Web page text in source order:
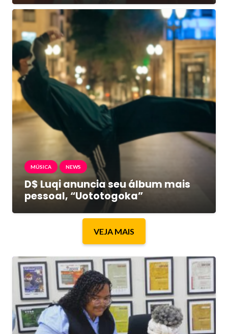
MÚSICA NEWS
D$ Luqi anuncia seu álbum mais
pessoal, “Uototogoka”
VEJA MAIS